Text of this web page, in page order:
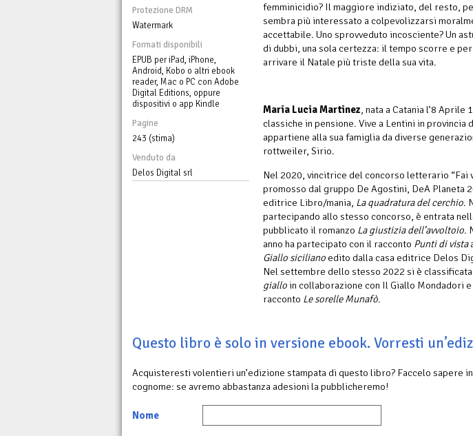
Protezione DRM
Watermark
Formati disponibili
EPUB per iPad, iPhone,
Android, Kobo o altri ebook
reader, Mac o PC con Adobe
Digital Editions, oppure
dispositivi o app Kindle
Pagine
243 (stima)
Venduto da
Delos Digital srl
femminicidio? Il maggiore indiziato, del resto,
sembra più interessato a colpevolizzarsi
accettabile. Uno sprovveduto incosciente? Un
di dubbi, una sola certezza: il tempo scorre e
arrivare il Natale più triste della sua vita.
Maria Lucia Martinez, nata a Catania l’8 Aprile
classiche in pensione. Vive a Lentini in provincia
appartiene alla sua famiglia da diverse
rottweiler, Sirio.
Nel 2020, vincitrice del concorso letterario “Fai
promosso dal gruppo De Agostini, DeA Planeta
editrice Libro/mania, La quadratura del cerchio.
partecipando allo stesso concorso, è entrata
pubblicato il romanzo La giustizia dell’avvoltoio.
anno ha partecipato con il racconto Punti di vista
Giallo sicilianoedito dalla casa editrice Delos
Nel settembre dello stesso 2022 si è
giallo in collaborazione con Il Giallo Mondadori
racconto Le sorelle Munafò.
Questo libro è solo in versione ebook. Vorresti
Acquisteresti volentieri un’edizione stampata di questo libro? Faccelo sapere
cognome: se avremo abbastanza adesioni la pubblicheremo!
Nome